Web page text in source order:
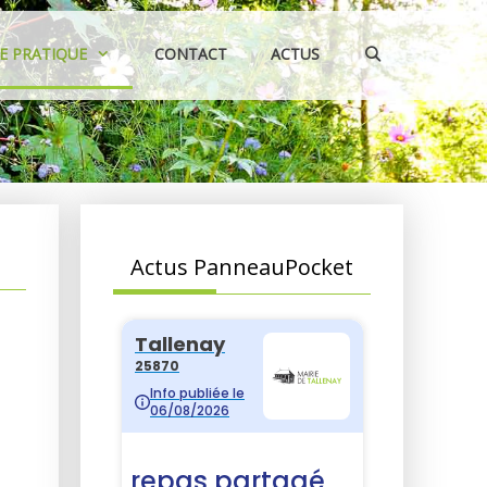
PRATIQUE CONTACT ACTUS
Actus PanneauPocket